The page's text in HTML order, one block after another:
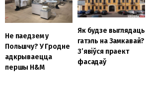
Не паедзем у
Польшчу? У Гродне
адкрываецца
першы H&M
Як будзе выглядаць
гатэль на Замкавай?
З’явіўся праект
фасадаў